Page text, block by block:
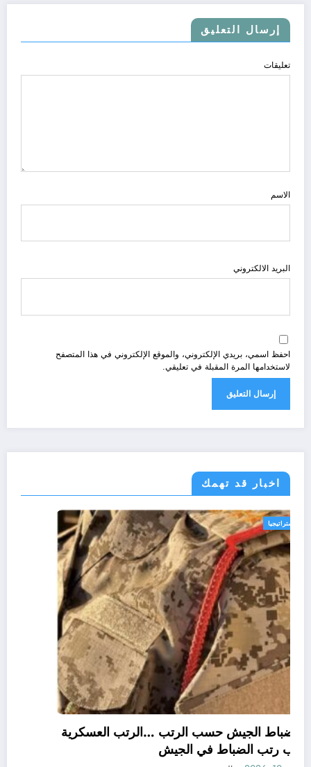
إرسال التعليق
تعليقات
الاسم
البريد الالكتروني
احفظ اسمي، بريدي الإلكتروني، والموقع الإلكتروني في هذا المتصفح
لاستخدامها المرة المقبلة في تعليقي.
اخبار قد تهمك
امن و استراتيجيا
مهام ضباط الجيش حسب الرتب …الرتب العسكرية
و ألقاب رتب الضباط في الجيش